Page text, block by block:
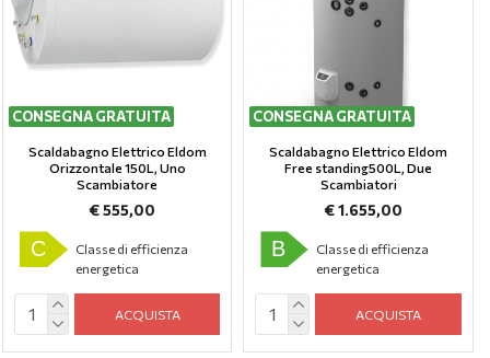
CONSEGNA GRATUITA
Scaldabagno Elettrico Eldom
Orizzontale 150L, Uno
Scambiatore
€ 555,00
C
Classe di efficienza
energetica
ACQUISTA
CONSEGNA GRATUITA
Scaldabagno Elettrico Eldom
Free standing500L, Due
Scambiatori
€ 1.655,00
B
Classe di efficienza
energetica
ACQUISTA